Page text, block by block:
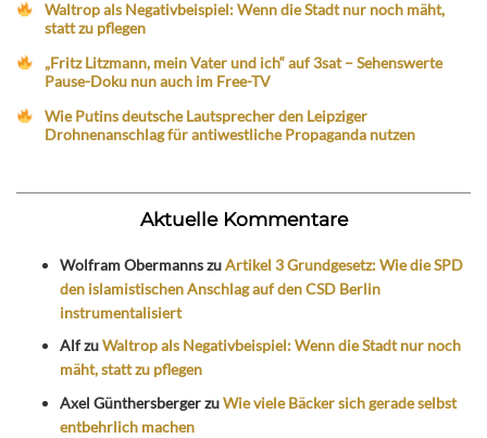
Waltrop als Negativbeispiel: Wenn die Stadt nur noch mäht,
statt zu pflegen
„Fritz Litzmann, mein Vater und ich“ auf 3sat – Sehenswerte
Pause-Doku nun auch im Free-TV
Wie Putins deutsche Lautsprecher den Leipziger
Drohnenanschlag für antiwestliche Propaganda nutzen
Aktuelle Kommentare
Wolfram ObermannszuArtikel 3 Grundgesetz: Wie die SPD
den islamistischen Anschlag auf den CSD Berlin
instrumentalisiert
AlfzuWaltrop als Negativbeispiel: Wenn die Stadt nur noch
mäht, statt zu pflegen
Axel GünthersbergerzuWie viele Bäcker sich gerade selbst
entbehrlich machen